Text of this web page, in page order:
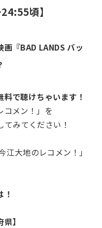
頃】
『BAD LANDS バッ
で聴けちゃいます！
コメン！」を
みてください！
大地のレコメン！」
】